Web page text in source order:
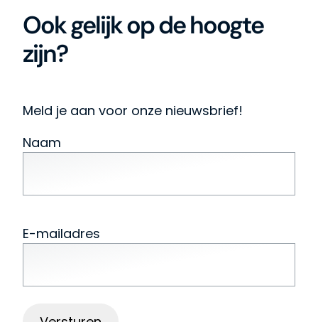
Ook gelijk op de hoogte
zijn?
Meld je aan voor onze nieuwsbrief!
Naam
E-mailadres